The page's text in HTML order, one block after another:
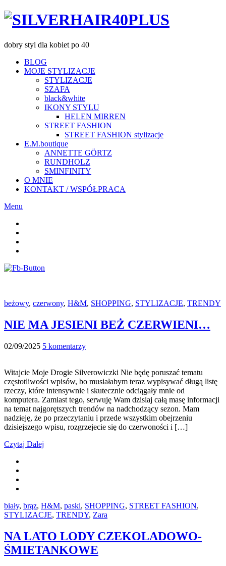
dobry styl dla kobiet po 40
BLOG
MOJE STYLIZACJE
STYLIZACJE
SZAFA
black&white
IKONY STYLU
HELEN MIRREN
STREET FASHION
STREET FASHION stylizacje
E.M.boutique
ANNETTE GÖRTZ
RUNDHOLZ
SMINFINITY
O MNIE
KONTAKT / WSPÓŁPRACA
Menu
beżowy, czerwony, H&M, SHOPPING, STYLIZACJE, TRENDY
NIE MA JESIENI BEŻ CZERWIENI…
02/09/2025 5 komentarzy
Witajcie Moje Drogie Silverowiczki Nie będę poruszać tematu
częstotliwości wpisów, bo musiałabym teraz wypisywać długą listę
rzeczy, które intensywnie i skutecznie odciągały mnie od
komputera. Zamiast tego, serwuję Wam dzisiaj całą masę informacji
na temat najgorętszych trendów na nadchodzący sezon. Mam
nadzieję, że po przeczytaniu i przede wszystkim obejrzeniu
dzisiejszego wpisu, rozgrzejecie się do czerwoności i […]
Czytaj Dalej
biały, brąz, H&M, paski, SHOPPING, STREET FASHION,
STYLIZACJE, TRENDY, Zara
NA LATO LODY CZEKOLADOWO-
ŚMIETANKOWE